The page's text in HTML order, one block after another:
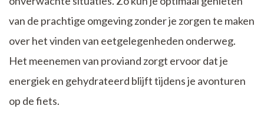
van de prachtige omgeving zonder je zorgen te maken
over het vinden van eetgelegenheden onderweg.
Het meenemen van proviand zorgt ervoor dat je
energiek en gehydrateerd blijft tijdens je avonturen
op de fiets.